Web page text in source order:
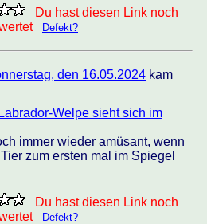
Du hast diesen Link noch
Defekt?
den 16.05.2024 kam
Welpe sieht sich im
immer wieder amüsant, wenn
zum ersten mal im Spiegel
Du hast diesen Link noch
Defekt?